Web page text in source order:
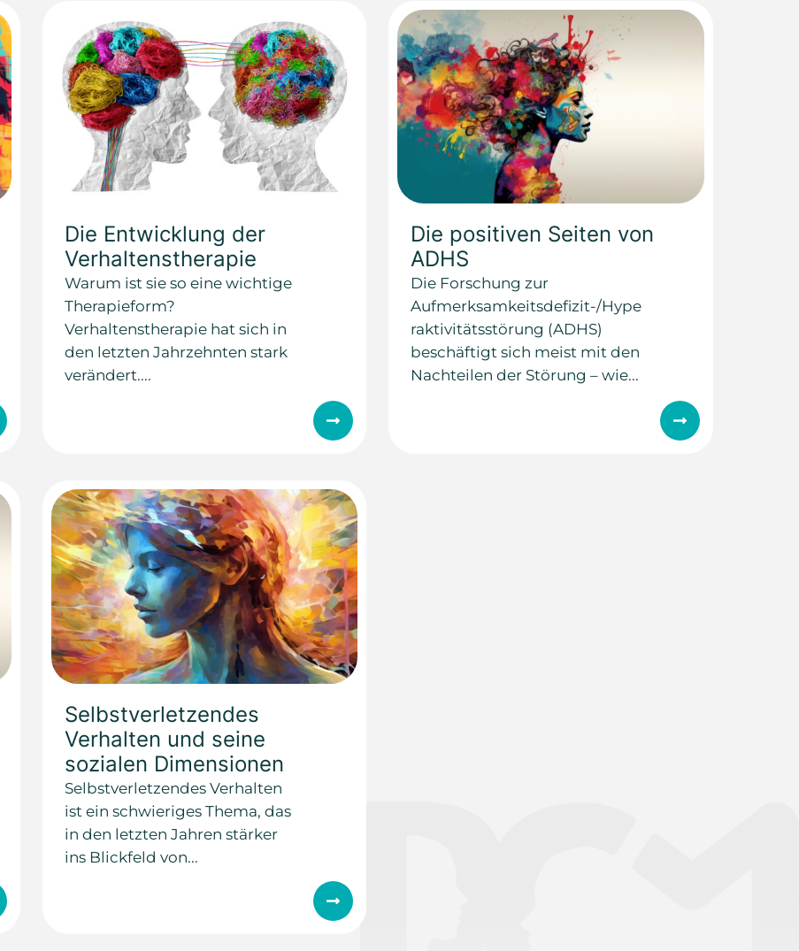
Die Entwicklung der
Verhaltenstherapie
Warum ist sie so eine wichtige
Therapieform?
Verhaltenstherapie hat sich in
den letzten Jahrzehnten stark
verändert....
Die positiven Seiten von
ADHS
Die Forschung zur
Aufmerksamkeitsdefizit-/Hype
raktivitätsstörung (ADHS)
beschäftigt sich meist mit den
Nachteilen der Störung – wie...
Selbstverletzendes
Verhalten und seine
sozialen Dimensionen
Selbstverletzendes Verhalten
ist ein schwieriges Thema, das
in den letzten Jahren stärker
ins Blickfeld von...